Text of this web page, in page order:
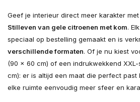
Geef je interieur direct meer karakter
Stilleven van gele citroenen met kom.
speciaal op bestelling gemaakt en is
verschillende formaten. Of je nu kiest
(90 × 60 cm) of een indrukwekkend XXL-
cm): er is altijd een maat die perfect past
elke ruimte eenvoudig meer sfeer en